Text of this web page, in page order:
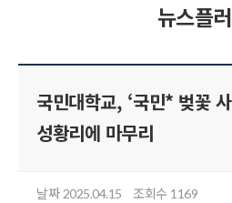
뉴스플
국민대학교, ‘국민* 벚꽃
성황리에 마무리
날짜 2025.04.15 조회수 1169